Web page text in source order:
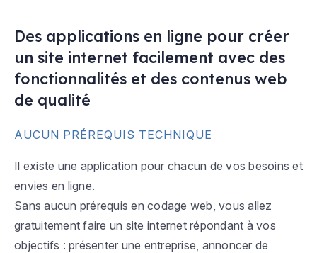
Des applications en ligne pour créer
un site internet facilement avec des
fonctionnalités et des contenus web
de qualité
AUCUN PRÉREQUIS TECHNIQUE
Il existe une application pour chacun de vos besoins et
envies en ligne.
Sans aucun prérequis en codage web, vous allez
gratuitement faire un site internet répondant à vos
objectifs : présenter une entreprise, annoncer de